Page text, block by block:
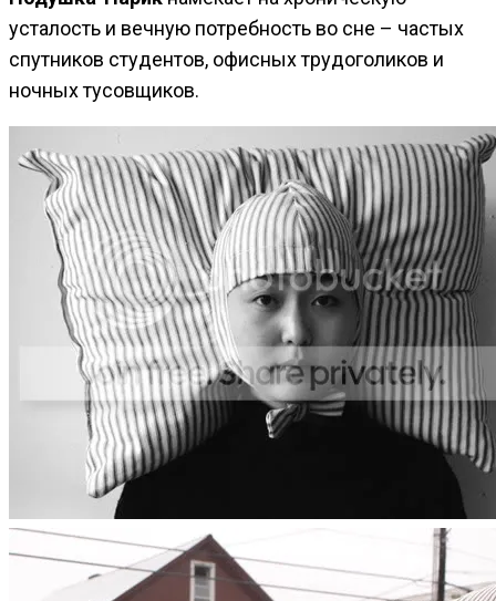
усталость и вечную потребность во сне – частых
спутников студентов, офисных трудоголиков и
ночных тусовщиков.